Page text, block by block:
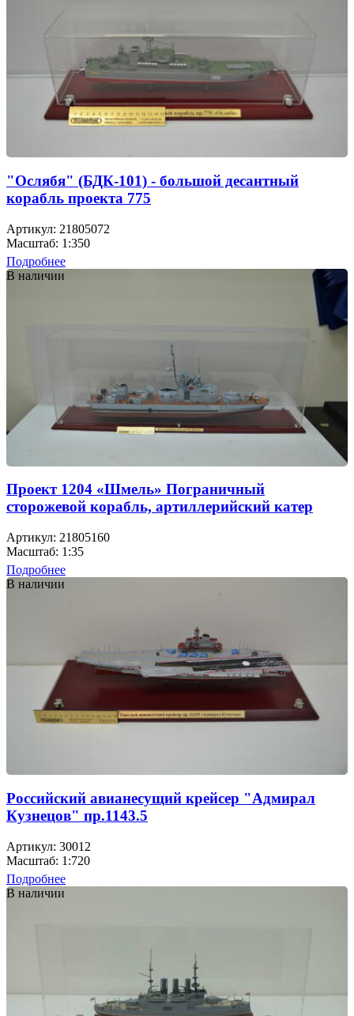
"Ослябя" (БДК-101) - большой десантный
корабль проекта 775
Артикул: 21805072
Масштаб: 1:350
Подробнее
В наличии
Проект 1204 «Шмель» Пограничный
сторожевой корабль, артиллерийский катер
Артикул: 21805160
Масштаб: 1:35
Подробнее
В наличии
Российский авианесущий крейсер "Адмирал
Кузнецов" пр.1143.5
Артикул: 30012
Масштаб: 1:720
Подробнее
В наличии